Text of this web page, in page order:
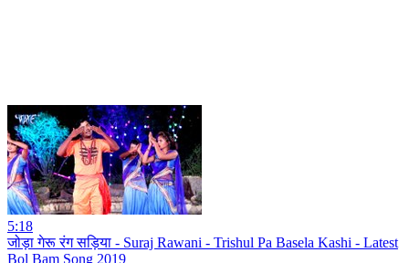
5:18
जोड़ा गेरू रंग सड़िया - Suraj Rawani - Trishul Pa Basela Kashi - Latest
Bol Bam Song 2019